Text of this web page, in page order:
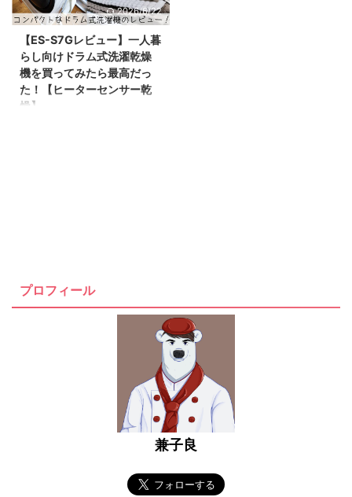
2026/6/22
【ES-S7Gレビュー】一人暮
らし向けドラム式洗濯乾燥
機を買ってみたら最高だっ
た！【ヒーターセンサー乾
燥】
とも何度となくありました。 コ
インランドリーに行くにしても、
家から徒歩で10分以上かかるた
かすためだけに、多くの時間と労
力、そして数百円の出費がかかっ
プロフィール
兼子良